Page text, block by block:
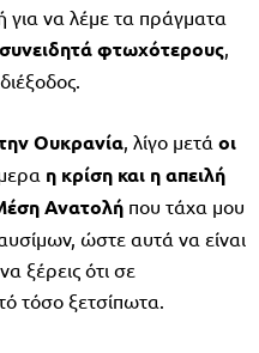
για να λέμε τα πράγματα
φτωχότερους,
Ουκρανία, λίγο μετά οι
η κρίση και η απειλή
Ανατολή που τάχα μου
ώστε αυτά να είναι
ξέρεις ότι σε
τόσο ξετσίπωτα.